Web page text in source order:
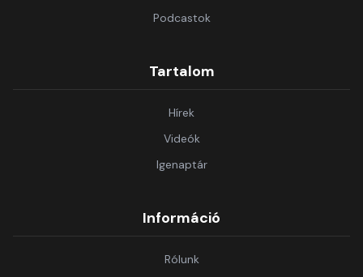
Podcastok
Tartalom
Hírek
Videók
Igenaptár
Információ
Rólunk